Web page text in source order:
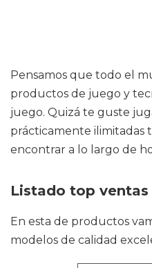
Pensamos que todo el
productos de juego y
juego. Quizá te guste
prácticamente ilimitadas
encontrar a lo largo de
Listado top ventas
En esta de productos
modelos de calidad